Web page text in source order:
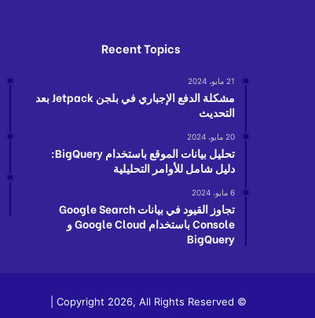
Recent Topics
21 مايو، 2024
مشكلة الدفع الإجباري في بلجن Jetpack بعد
التحديث
20 مايو، 2024
تحليل بيانات الموقع باستخدام BigQuery:
دليل شامل للأوامر التحليلية
6 مايو، 2024
تجاوز القيود في بيانات Google Search
Console باستخدام Google Cloud و
BigQuery
© Copyright 2026, All Rights Reserved |